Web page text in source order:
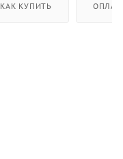
КАК КУПИТЬ